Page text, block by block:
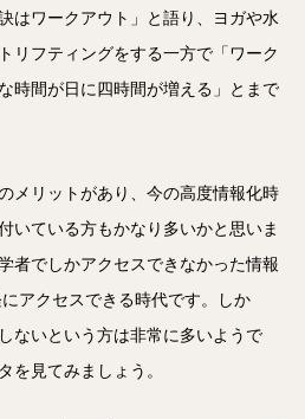
はワークアウト」と語り、ヨガや水
リフティングをする一方で「ワーク
時間が日に四時間が増える」とまで
メリットがあり、今の高度情報化時
いている方もかなり多いかと思いま
者でしかアクセスできなかった情報
アクセスできる時代です。しか
ないという方は非常に多いようで
を見てみましょう。